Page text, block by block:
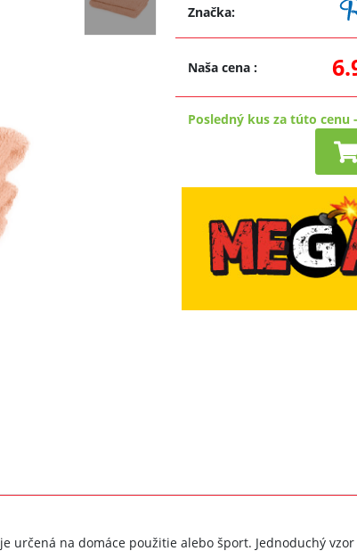
Značka:
Naša cena:
Posledný kus za túto cenu -
je určená na domáce použitie alebo šport. Jednoduchý